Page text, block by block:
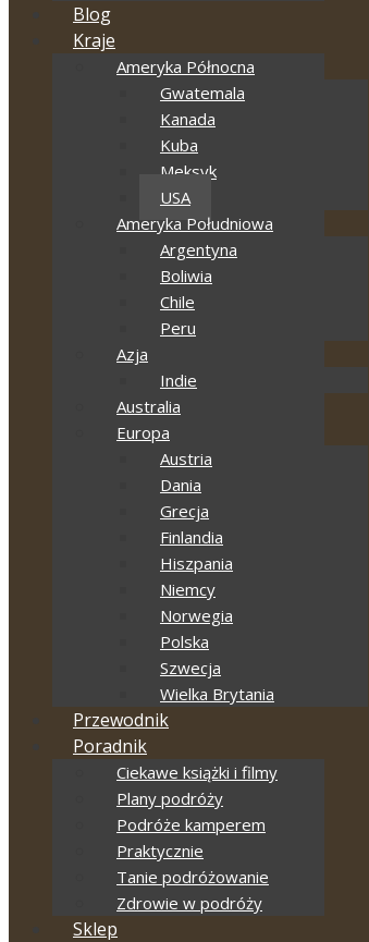
Blog
Kraje
Ameryka Północna
Gwatemala
Kanada
Kuba
Meksyk
USA
Ameryka Południowa
Argentyna
Boliwia
Chile
Peru
Azja
Indie
Australia
Europa
Austria
Dania
Grecja
Finlandia
Hiszpania
Niemcy
Norwegia
Polska
Szwecja
Wielka Brytania
Przewodnik
Poradnik
Ciekawe książki i filmy
Plany podróży
Podróże kamperem
Praktycznie
Tanie podróżowanie
Zdrowie w podróży
Sklep